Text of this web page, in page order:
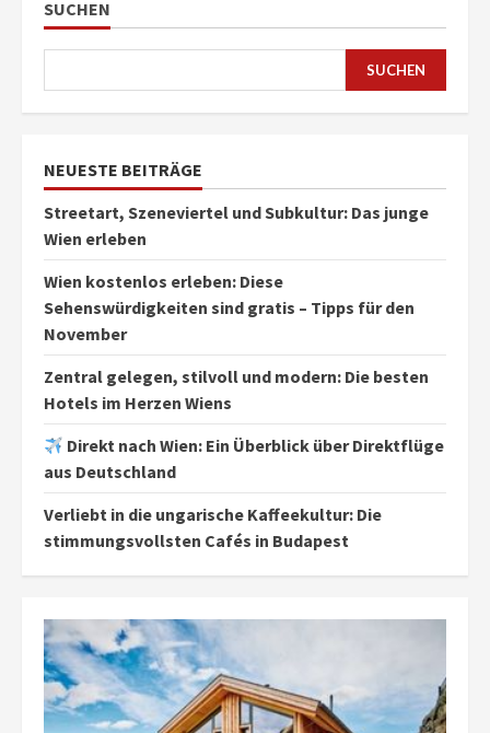
SUCHEN
SUCHEN
NEUESTE BEITRÄGE
Streetart, Szeneviertel und Subkultur: Das junge
Wien erleben
Wien kostenlos erleben: Diese
Sehenswürdigkeiten sind gratis – Tipps für den
November
Zentral gelegen, stilvoll und modern: Die besten
Hotels im Herzen Wiens
Direkt nach Wien: Ein Überblick über Direktflüge
aus Deutschland
Verliebt in die ungarische Kaffeekultur: Die
stimmungsvollsten Cafés in Budapest